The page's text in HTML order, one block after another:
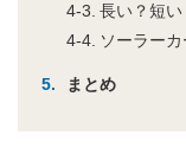
長い？短
ソーラー
まとめ